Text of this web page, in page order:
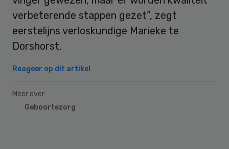
verbeterende stappen gezet”, zegt
eerstelijns verloskundige Marieke te
Dorshorst.
Reageer op dit artikel
Meer over:
Geboortezorg